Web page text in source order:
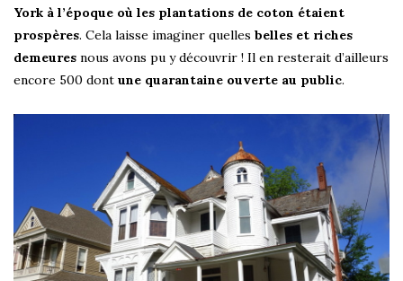
York à l’époque où les plantations de coton étaient
prospères. Cela laisse imaginer quelles belles et riches
demeures nous avons pu y découvrir ! Il en resterait d’ailleurs
encore 500 dont une quarantaine ouverte au public.